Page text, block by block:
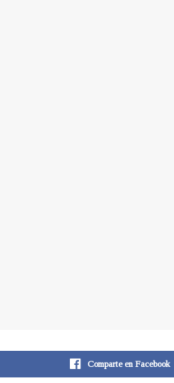
Comparte en Facebook